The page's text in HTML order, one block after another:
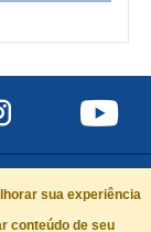
sua experiência
conteúdo de seu